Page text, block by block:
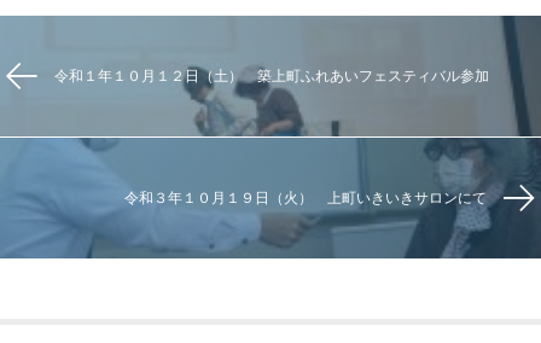
令和１年１０月１２日（土） 築上町ふれあいフェスティバル参加
令和３年１０月１９日（火） 上町いきいきサロンにて